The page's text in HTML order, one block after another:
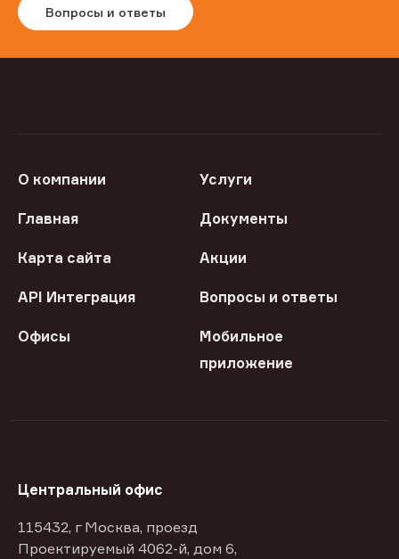
Вопросы и ответы
О компании Услуги
Главная Документы
Карта сайта Акции
API Интеграция Вопросы и ответы
Офисы
Мобильное
приложение
Центральный офис
115432, г Москва, проезд
Проектируемый 4062-й, дом 6,